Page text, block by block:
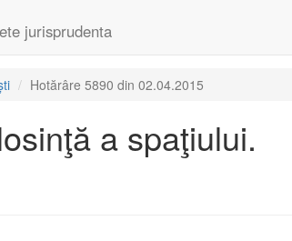
jurisprudenta
Hotărâre 5890 din 02.04.2015
a spaţiului.